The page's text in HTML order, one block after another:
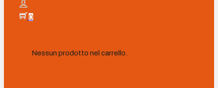
0
Nessun prodotto nel carrello.